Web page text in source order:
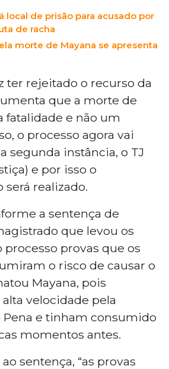
local de prisão para acusado por
de racha
morte de Mayana se apresenta
ter rejeitado o recurso da
que a morte de
fatalidade e não um
o processo agora vai
segunda instância, o TJ
e por isso o
realizado.
a sentença de
que levou os
processo provas que os
o risco de causar o
Mayana, pois
velocidade pela
Pena e tinham consumido
momentos antes.
sentença, “as provas